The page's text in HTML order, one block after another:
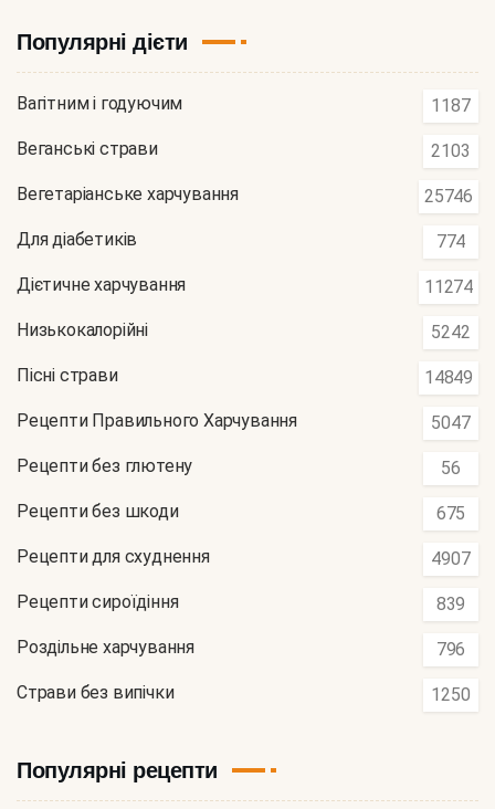
Популярні дієти
Вагітним і годуючим 1187
Веганські страви 2103
Вегетаріанське харчування 25746
Для діабетиків 774
Дієтичне харчування 11274
Низькокалорійні 5242
Пісні страви 14849
Рецепти Правильного Харчування 5047
Рецепти без глютену 56
Рецепти без шкоди 675
Рецепти для схуднення 4907
Рецепти сироїдіння 839
Роздільне харчування 796
Страви без випічки 1250
Популярні рецепти